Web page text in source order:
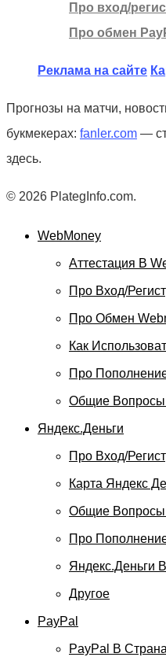
Про вход/
Про обмен
Реклама на сайте
Прогнозы на матчи,
букмекерах: fanler.com —
здесь.
© 2026 PlategInfo.com.
WebMoney
Аттестация В
Про Вход/
Про Обмен
Как
Про
Общие Вопросы
Яндекс.Деньги
Про Вход/
Карта Яндекс
Общие Вопросы
Про
Яндекс.Деньги
Другое
PayPal
PayPal В